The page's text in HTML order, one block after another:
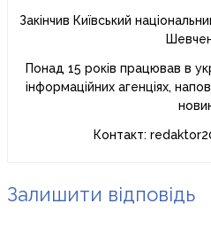
Закінчив Київський
Понад 15 років працював в
інформаційних агенціях,
Контакт:
Залишити відповідь